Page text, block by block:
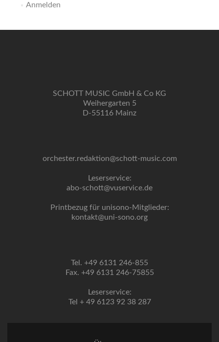
Anmelden
SCHOTT MUSIC GmbH & Co KG
Weihergarten 5
D-55116 Mainz
orchester.redaktion@schott-music.com
Leserservice:
abo-schott@vuservice.de
Printbezug für unisono-Mitglieder:
kontakt@uni-sono.org
Tel. +49 6131 246-855
Fax. +49 6131 246-75855
Leserservice:
Tel + 49 6123 92 38 287